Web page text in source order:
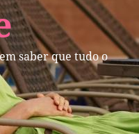
saber que tudo o